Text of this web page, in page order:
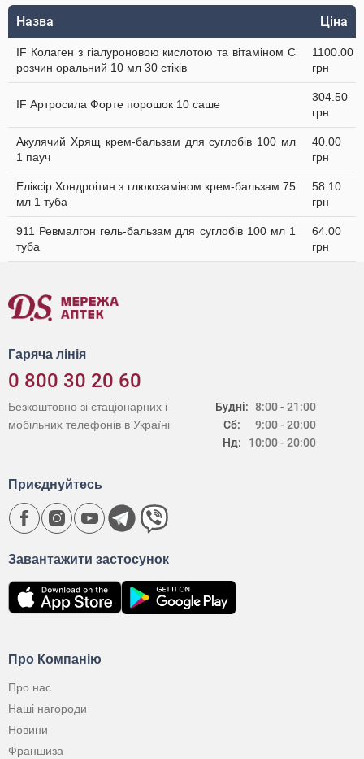
Назва Ціна
IF Колаген з гіалуроновою кислотою та вітаміном C
розчин оральний 10 мл 30 стіків
1100.00
грн
IF Артросила Форте порошок 10 саше
304.50
грн
Акулячий Хрящ крем-бальзам для суглобів 100 мл
1 пауч
40.00
грн
Еліксір Хондроітин з глюкозаміном крем-бальзам 75
мл 1 туба
58.10
грн
911 Ревмалгон гель-бальзам для суглобів 100 мл 1
туба
64.00
грн
Гаряча лінія
0 800 30 20 60
Будні:
Сб:
Нд:
8:00 - 21:00
9:00 - 20:00
10:00 - 20:00
Безкоштовно зі стаціонарних і
мобільних телефонів в Україні
Про Компанію
Про нас
Наші нагороди
Новини
Франшиза
Завантажити застосунок
Приєднуйтесь